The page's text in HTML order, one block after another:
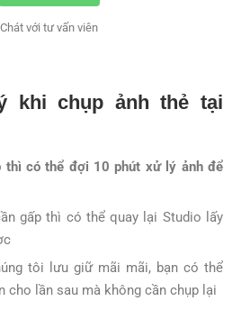
Chát với tư vấn viên
khi chụp ảnh thẻ tại
thì có thể đợi 10 phút xử lý ảnh để
gấp thì có thể quay lại Studio lấy
tôi lưu giữ mãi mãi, bạn có thể
cho lần sau mà không cần chụp lại